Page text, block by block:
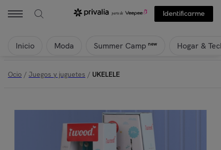
Identificarme
Inicio Moda Summer Camp new Hogar &
Ocio / Juegos y juguetes / UKELELE